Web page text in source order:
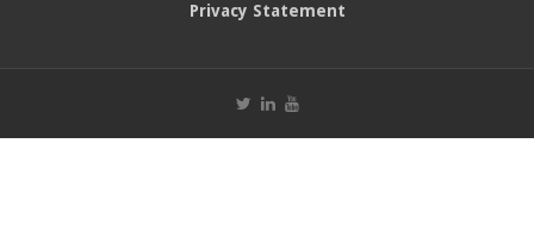
Privacy Statement